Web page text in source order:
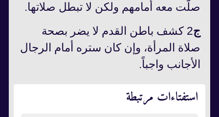
صلّت معه أمامهم ولكن لا تبطل صلاتها.
ج
2 كشف باطن القدم لا يضر بصحة
صلاة المرأة، وإن كان ستره أمام الرجال
الأجانب واجباً.
استفتاءات مرتبطة